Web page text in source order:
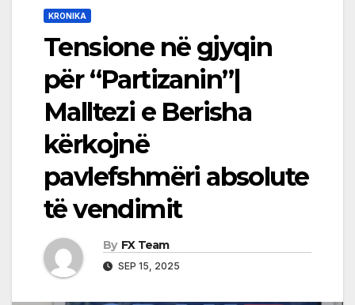
KRONIKA
Tensione në gjyqin
për “Partizanin”|
Malltezi e Berisha
kërkojnë
pavlefshmëri absolute
të vendimit
By FX Team
SEP 15, 2025